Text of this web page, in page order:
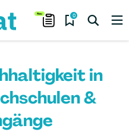
0
in
&